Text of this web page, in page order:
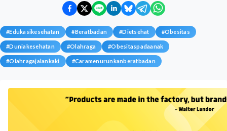
#Edukasikesehatan #Beratbadan #Dietsehat #Obesitas
#Duniakesehatan #Olahraga #Obesitaspadaanak
#Olahragajalankaki #Caramenurunkanberatbadan